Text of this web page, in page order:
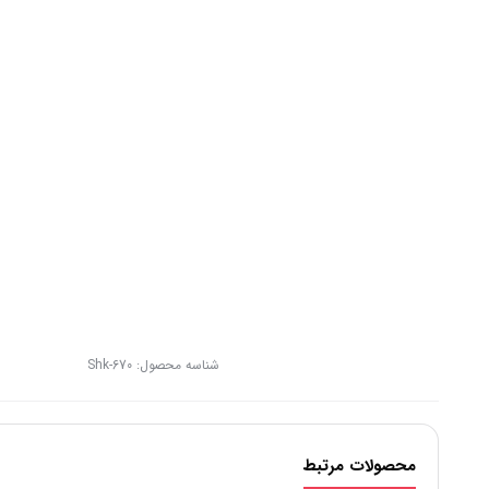
شناسه محصول: Shk-670
محصولات مرتبط